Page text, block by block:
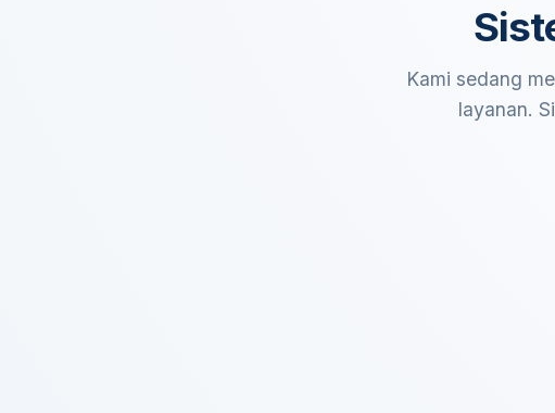
Kami sedang
layanan.